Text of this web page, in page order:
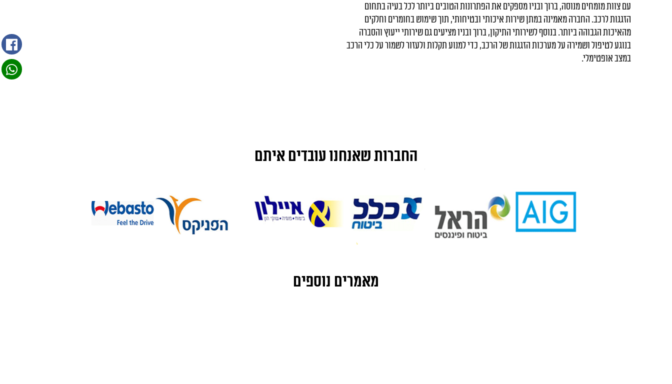
עם צוות מומחים מנוסה, ברוך ובניו מספקים את הפתרונות הטובים ביותר לכל בעיה בתחום
הזגגות לרכב. החברה מאמינה במתן שירות איכותי ובטיחותי, תוך שימוש בחומרים וחלקים
מהאיכות הגבוהה ביותר. בנוסף לשירותי התיקון, ברוך ובניו מציעים גם שירותי ייעוץ והסברה
בנוגע לטיפול ושמירה על מערכות הזגגות של הרכב, כדי למנוע תקלות ולעזור לשמור על כלי הרכב
במצב אופטימלי.
החברות שאנחנו עובדים איתם
מאמרים נוספים